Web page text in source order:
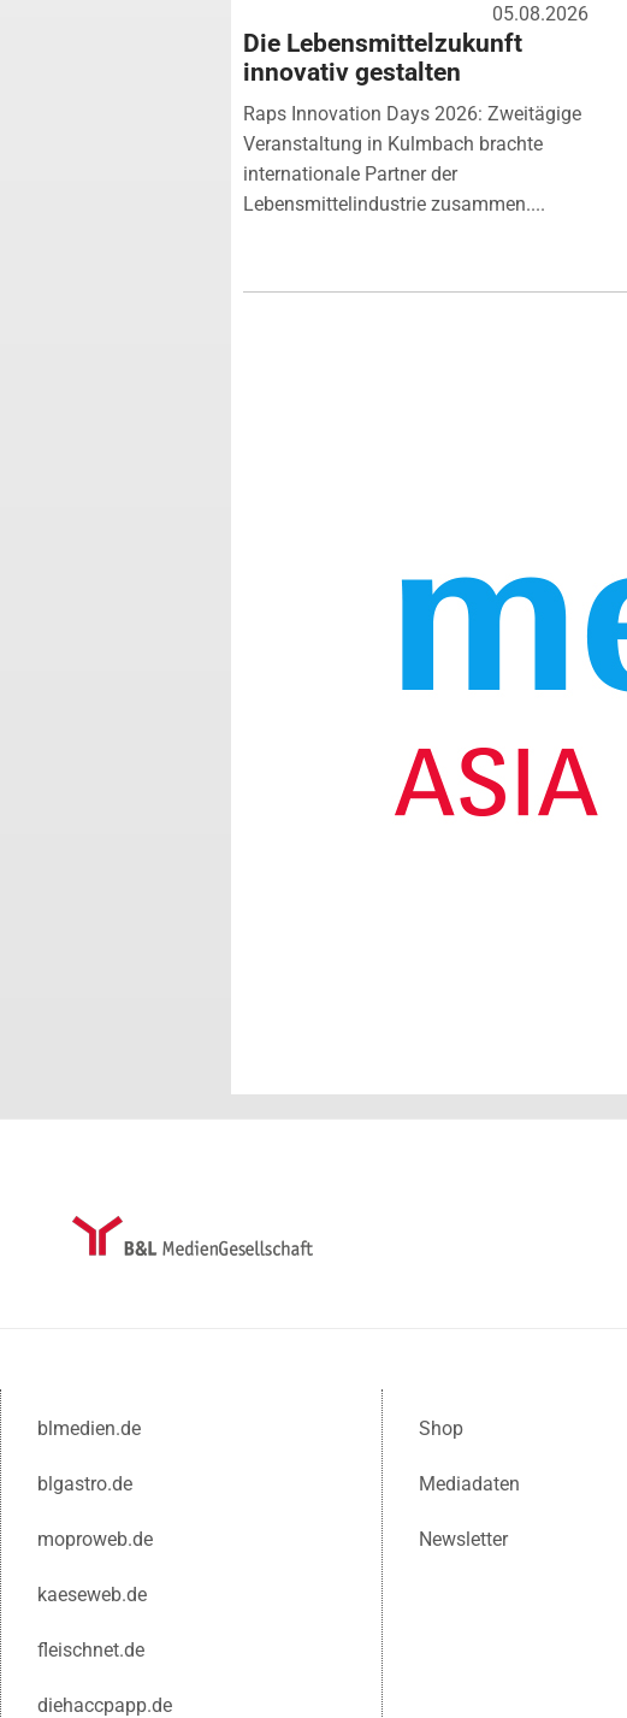
05.08.2026
Die Lebensmittelzukunft
innovativ gestalten
Raps Innovation Days 2026: Zweitägige
Veranstaltung in Kulmbach brachte
internationale Partner der
Lebensmittelindustrie zusammen....
blmedien.de
blgastro.de
moproweb.de
kaeseweb.de
fleischnet.de
diehaccpapp.de
Shop
Mediadaten
Newsletter